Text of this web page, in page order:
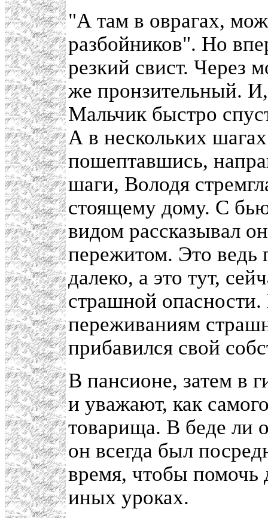
"А там в оврагах,
разбойников". Но
резкий свист. Через
же пронзительный.
Мальчик быстро
А в нескольких
пошептавшись,
шаги, Володя
стоящему дому. С
видом рассказывал
пережитом. Это ведь
далеко, а это тут,
страшной
переживаниям
прибавился свой
В пансионе, затем в
и уважают, как
товарища. В беде ли
он всегда был
время, чтобы помочь
иных уроках.